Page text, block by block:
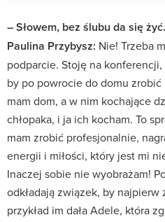
– Słowem, bez ślubu da się
Paulina Przybysz: Nie! Trzeba
podparcie. Stoję na
by po powrocie do domu
mam dom, a w nim kochające
chłopaka, i ja ich kocham. To
mam zrobić profesjonalnie,
energii i miłości, który jest mi
Inaczej sobie nie wyobrażam!
odkładają związek, by
przykład im dała Adele, która